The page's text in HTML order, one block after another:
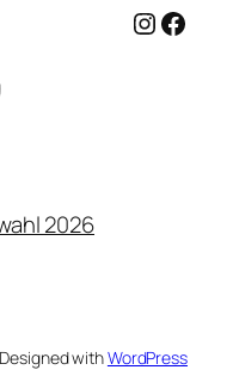
2026
Designed withWordPress